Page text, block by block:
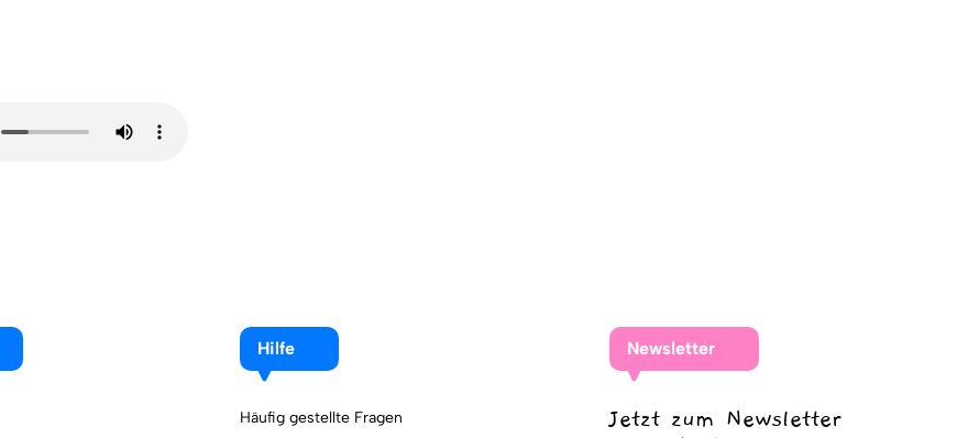
Hilfe
Häufig gestellte Fragen
Newsletter
Jetzt zum Newsletter